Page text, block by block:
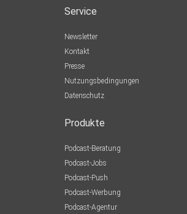
Service
Newsletter
Kontakt
Presse
Nutzungsbedingungen
Datenschutz
Produkte
Podcast-Beratung
Podcast-Jobs
Podcast-Push
Podcast-Werbung
Podcast-Agentur